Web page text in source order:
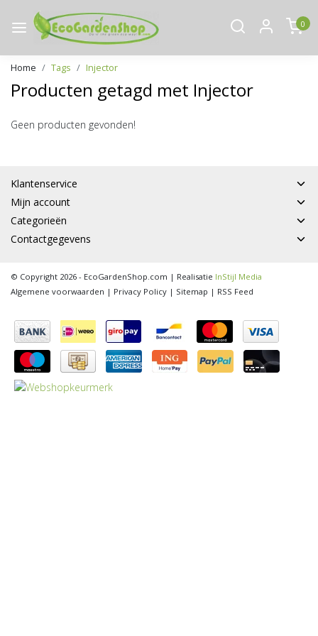
0
Home Tags Injector
Producten getagd met Injector
Geen producten gevonden!
Klantenservice
Mijn account
Categorieën
Contactgegevens
© Copyright 2026 - EcoGardenShop.com | Realisatie InStijl Media
Algemene voorwaarden | Privacy Policy | Sitemap | RSS Feed